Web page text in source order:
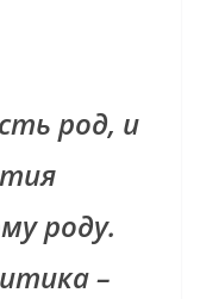
род, и
роду.
–